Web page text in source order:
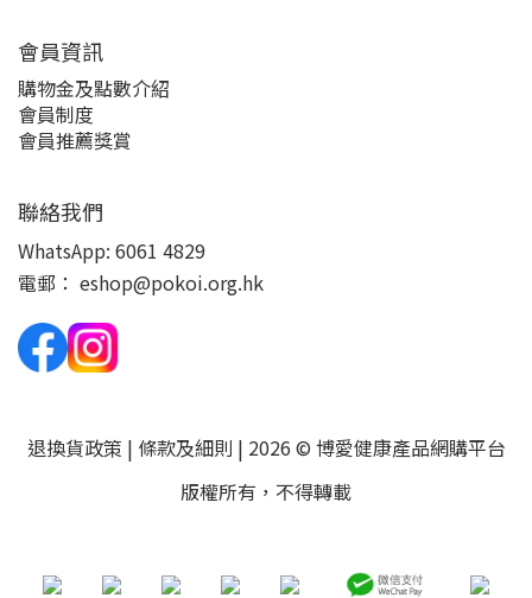
會員資訊
購物金及點數介紹
會員制度
會員推薦獎賞
聯絡我們
WhatsApp: 6061 4829
電郵： eshop@pokoi.org.hk
退換貨政策 | 條款及細則 | 2026 © 博愛健康產品網購平台
版權所有，不得轉載